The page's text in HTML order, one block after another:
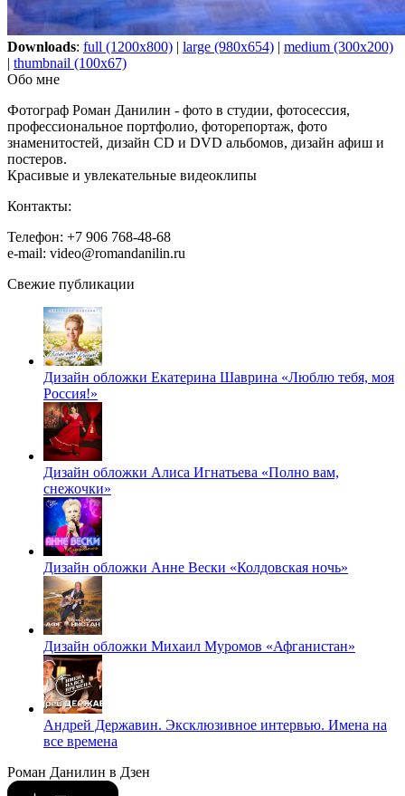
Downloads: full (1200x800) | large (980x654) | medium (300x200)
| thumbnail (100x67)
Обо мне
Фотограф Роман Данилин - фото в студии, фотосессия,
профессиональное портфолио, фоторепортаж, фото
знаменитостей, дизайн CD и DVD альбомов, дизайн афиш и
постеров.
Красивые и увлекательные видеоклипы
Контакты:
Телефон: +7 906 768-48-68
e-mail: video@romandanilin.ru
Свежие публикации
Дизайн обложки Екатерина Шаврина «Люблю тебя, моя
Россия!»
Дизайн обложки Алиса Игнатьева «Полно вам,
снежочки»
Дизайн обложки Анне Вески «Колдовская ночь»
Дизайн обложки Михаил Муромов «Афганистан»
Андрей Державин. Эксклюзивное интервью. Имена на
все времена
Роман Данилин в Дзен